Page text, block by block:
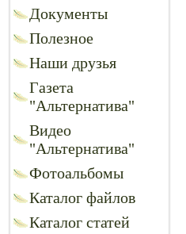
Документы
Полезное
Наши друзья
Газета
"Альтернатива"
Видео
"Альтернатива"
Фотоальбомы
Каталог файлов
Каталог статей